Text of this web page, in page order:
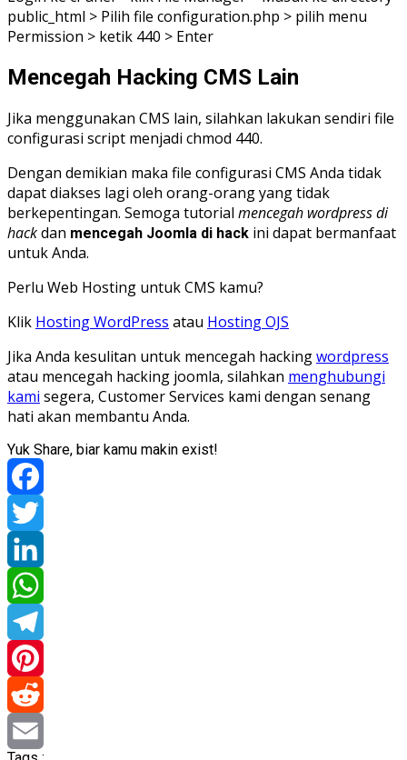
public_html > Pilih file configuration.php > pilih menu
Permission > ketik 440 > Enter
Mencegah Hacking CMS Lain
Jika menggunakan CMS lain, silahkan lakukan sendiri file
configurasi script menjadi chmod 440.
Dengan demikian maka file configurasi CMS Anda tidak
dapat diakses lagi oleh orang-orang yang tidak
berkepentingan. Semoga tutorial mencegah wordpress di
hackdan mencegah Joomla di hack ini dapat bermanfaat
untuk Anda.
Perlu Web Hosting untuk CMS kamu?
Klik Hosting WordPress atau Hosting OJS
Jika Anda kesulitan untuk mencegah hackingwordpress
atau mencegah hacking joomla, silahkan menghubungi
kami segera, Customer Services kami dengan senang
hati akan membantu Anda.
Yuk Share, biar kamu makin exist!
Facebook
Twitter
LinkedIn
WhatsApp
Telegram
Pinterest
Reddit